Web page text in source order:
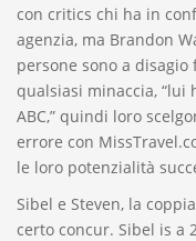
con critics chi ha in
agenzia, ma Brandon
persone sono a
qualsiasi minaccia,
ABC,” quindi loro
errore con
le loro potenzialità
Sibel e Steven, la
certo concur. Sibel is a